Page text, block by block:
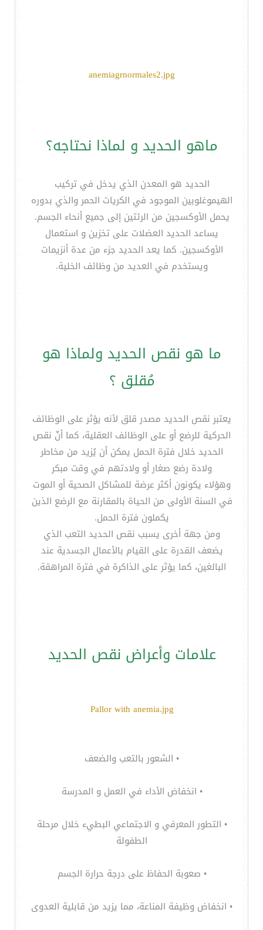
anemiagrnormales2.jpg
ماهو الحديد و لماذا نحتاجه؟
الحديد هو المعدن الذي يدخل في تركيب
الهيموغلوبين الموجود في الكريات الحمر والذي بدوره
يحمل الأوكسجين من الرئتين إلى جميع أنحاء الجسم.
يساعد الحديد العضلات على تخزين و استعمال
الأوكسجين. كما يعد الحديد جزء من عدة أنزيمات
ويستخدم في العديد من وظائف الخلية.
ما هو نقص الحديد ولماذا هو
مُقلق ؟
يعتبر نقص الحديد مصدر قلق لأنه يؤثر على الوظائف
الحركية للرضع أو على الوظائف العقلية، كما أنّ نقص
الحديد خلال فترة الحمل يمكن أن يُزيد من مخاطر
ولادة رضع صغار أو ولادتهم في وقت مبكر
وهؤلاء يكونون أكثر عرضة للمشاكل الصحية أو الموت
في السنة الأولى من الحياة بالمقارنة مع الرضع الذين
يكملون فترة الحمل.
ومن جهة أخرى يسبب نقص الحديد التعب الذي
يضعف القدرة على القيام بالأعمال الجسدية عند
البالغين، كما يؤثر على الذاكرة في فترة المراهقة.
علامات وأعراض نقص الحديد
Pallor with anemia.jpg
• الشعور بالتعب والضعف
• انخفاض الأداء في العمل و المدرسة
• التطور المعرفي و الاجتماعي البطيء خلال مرحلة
الطفولة
• صعوبة الحفاظ على درجة حرارة الجسم
• انخفاض وظيفة المناعة، مما يزيد من قابلية العدوى